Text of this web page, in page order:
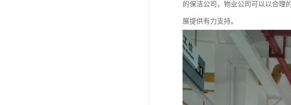
的保洁公司，物业公司可以以合理
展提供有力支持。